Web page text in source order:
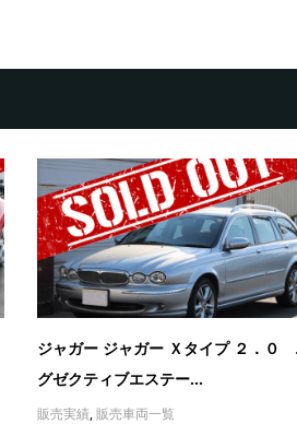
ジャガー ジャガー Ｘタイプ ２．０
グゼクティブエステー...
販売実績,販売車両一覧